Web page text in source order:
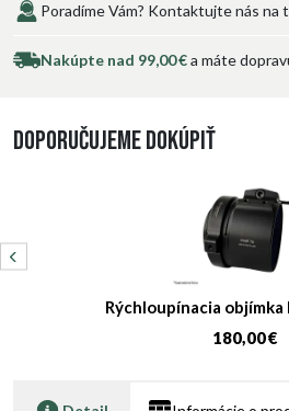
Poradíme Vám? Kontaktujte nás na
Nakúpte nad 99,00 €a máte
Doporučujeme dokúpiť
Rýchloupínacia objímka
180,00 €